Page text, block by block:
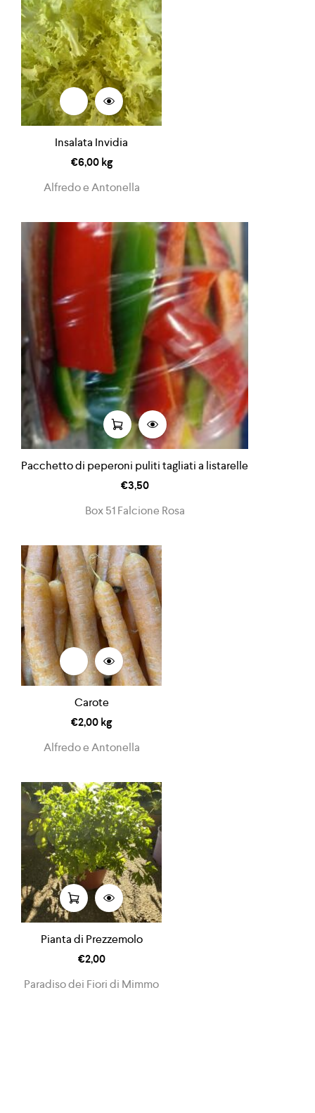
Insalata Invidia
€6,00kg
Alfredo e Antonella
Pacchetto di peperoni puliti tagliati a listarelle
€3,50
Box 51 Falcione Rosa
Carote
€2,00kg
Alfredo e Antonella
Pianta di Prezzemolo
€2,00
Paradiso dei Fiori di Mimmo